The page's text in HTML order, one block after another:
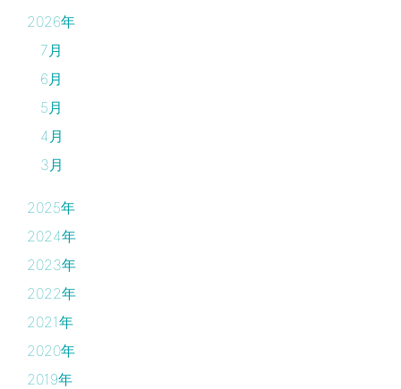
2026年
7月
6月
5月
4月
3月
2025年
2024年
2023年
2022年
2021年
2020年
2019年